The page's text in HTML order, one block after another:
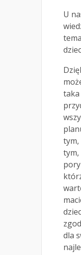
U
taka
tym,
tym,
dla